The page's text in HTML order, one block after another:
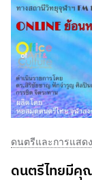
ดนตรีและการแสดง
ดนตรีไทยมีคุ